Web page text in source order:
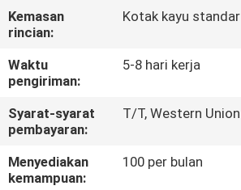
KONTROL
KUALITAS
HUBUNGI
KAMI
BERITA
Kemasan
rincian:
Kotak kayu standar
Waktu
pengiriman:
5-8 hari kerja
Syarat-syarat
pembayaran:
T/T, Western Union
Menyediakan
kemampuan:
100 per bulan